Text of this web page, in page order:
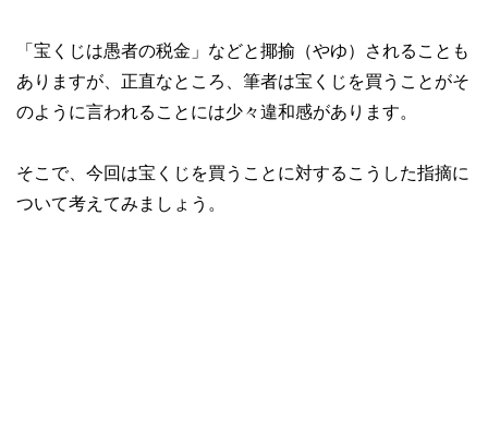
「宝くじは愚者の税金」などと揶揄（やゆ）されることも
ありますが、正直なところ、筆者は宝くじを買うことがそ
のように言われることには少々違和感があります。
そこで、今回は宝くじを買うことに対するこうした指摘に
ついて考えてみましょう。